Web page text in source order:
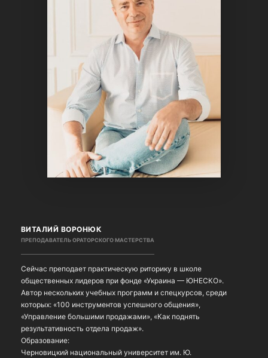
ВИТАЛИЙ ВОРОНЮК
ПРЕПОДАВАТЕЛЬ ОРАТОРСКОГО МАСТЕРСТВА
Сейчас преподает практическую риторику в школе
общественных лидеров при фонде «Украина — ЮНЕСКО».
Автор нескольких учебных программ и спецкурсов, среди
которых: «100 инструментов успешного общения»,
«Управление большими продажами», «Как поднять
результативность отдела продаж».
Образование:
Черновицкий национальный университет им. Ю.